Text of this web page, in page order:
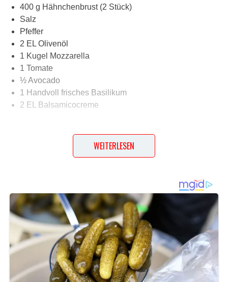
400 g Hähnchenbrust (2 Stück)
Salz
Pfeffer
2 EL Olivenöl
1 Kugel Mozzarella
1 Tomate
½ Avocado
1 Handvoll frisches Basilikum
2 EL Balsamicocreme
Lob, Kritik, Fragen oder Anregungen zum Rezept?
Dann hinterlasse doch bitte einen Kommentar am
Ende dieser Seite & auch eine Bewertung!
Und so wird es gemacht…
1. Hähnchenbrust unter kaltem Wasser abwaschen und
trockentupfen. Von allen Seiten mit Salz und Pfeffer
einreiben.
2. Öl in einer Pfanne auf höchster Stufe erhitzen und die
beiden Filets von beiden Seiten mehrere Minuten
WEITERLESEN